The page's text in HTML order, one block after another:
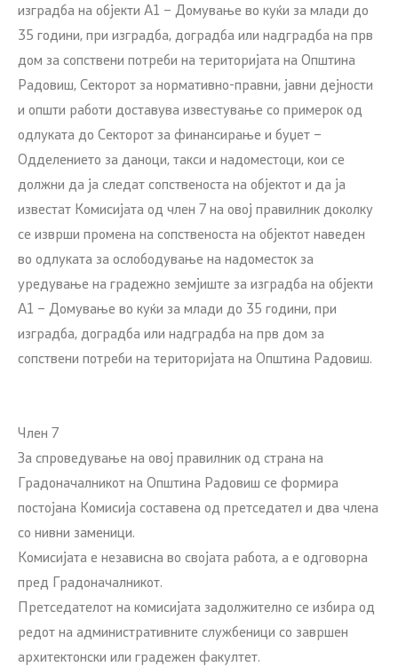
изградба на објекти А1 – Домување во куќи за млади до
35 години, при изградба, доградба или надградба на прв
дом за сопствени потреби на територијата на Општина
Радовиш, Секторот за нормативно-правни, јавни дејности
и општи работи доставува известување со примерок од
одлуката до Секторот за финансирање и буџет –
Одделението за даноци, такси и надоместоци, кои се
должни да ја следат сопственоста на објектот и да ја
известат Комисијата од член 7 на овој правилник доколку
се изврши промена на сопственоста на објектот наведен
во одлуката за ослободување на надоместок за
уредување на градежно земјиште за изградба на објекти
А1 – Домување во куќи за млади до 35 години, при
изградба, доградба или надградба на прв дом за
сопствени потреби на територијата на Општина Радовиш.
Член 7
За спроведување на овој правилник од страна на
Градоначалникот на Општина Радовиш се формира
постојана Комисија составена од претседател и два члена
со нивни заменици.
Комисијата е независна во својата работа, а е одговорна
пред Градоначалникот.
Претседателот на комисијата задолжително се избира од
редот на административните службеници со завршен
архитектонски или градежен факултет.